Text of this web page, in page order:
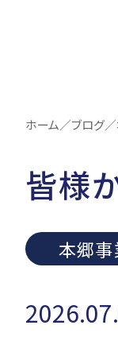
ホーム／ブログ／
皆様
本郷